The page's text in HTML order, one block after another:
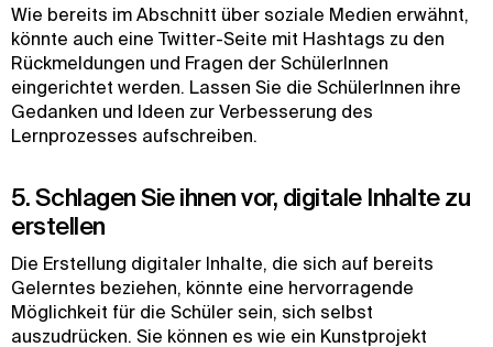
Wie bereits im Abschnitt über soziale Medien erwähnt,
könnte auch eine Twitter-Seite mit Hashtags zu den
Rückmeldungen und Fragen der SchülerInnen
eingerichtet werden. Lassen Sie die SchülerInnen ihre
Gedanken und Ideen zur Verbesserung des
Lernprozesses aufschreiben.
5. Schlagen Sie ihnen vor, digitale Inhalte zu
erstellen
Die Erstellung digitaler Inhalte, die sich auf bereits
Gelerntes beziehen, könnte eine hervorragende
Möglichkeit für die Schüler sein, sich selbst
auszudrücken. Sie können es wie ein Kunstprojekt